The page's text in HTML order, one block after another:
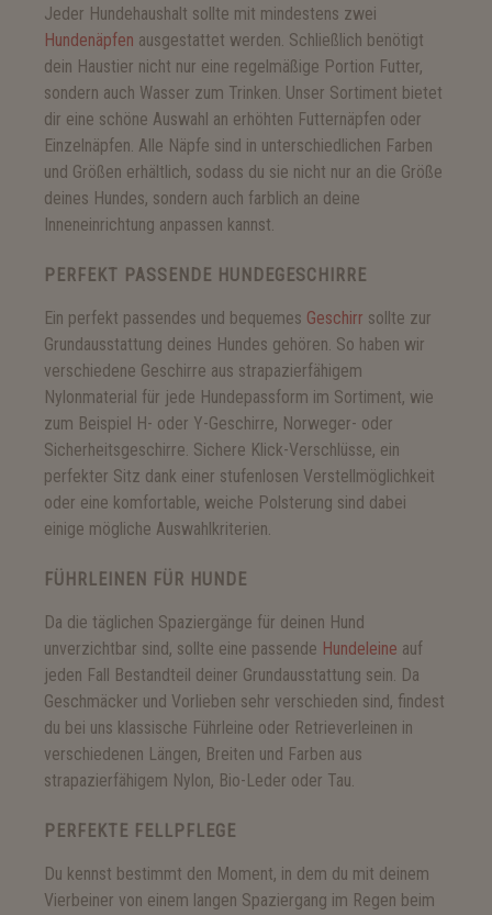
Jeder Hundehaushalt sollte mit mindestens zwei
Hundenäpfen ausgestattet werden. Schließlich benötigt
dein Haustier nicht nur eine regelmäßige Portion Futter,
sondern auch Wasser zum Trinken. Unser Sortiment bietet
dir eine schöne Auswahl an erhöhten Futternäpfen oder
Einzelnäpfen. Alle Näpfe sind in unterschiedlichen Farben
und Größen erhältlich, sodass du sie nicht nur an die Größe
deines Hundes, sondern auch farblich an deine
Inneneinrichtung anpassen kannst.
PERFEKT PASSENDE HUNDEGESCHIRRE
Ein perfekt passendes und bequemes Geschirr sollte zur
Grundausstattung deines Hundes gehören. So haben wir
verschiedene Geschirre aus strapazierfähigem
Nylonmaterial für jede Hundepassform im Sortiment, wie
zum Beispiel H- oder Y-Geschirre, Norweger- oder
Sicherheitsgeschirre. Sichere Klick-Verschlüsse, ein
perfekter Sitz dank einer stufenlosen Verstellmöglichkeit
oder eine komfortable, weiche Polsterung sind dabei
einige mögliche Auswahlkriterien.
FÜHRLEINEN FÜR HUNDE
Da die täglichen Spaziergänge für deinen Hund
unverzichtbar sind, sollte eine passende Hundeleine auf
jeden Fall Bestandteil deiner Grundausstattung sein. Da
Geschmäcker und Vorlieben sehr verschieden sind, findest
du bei uns klassische Führleine oder Retrieverleinen in
verschiedenen Längen, Breiten und Farben aus
strapazierfähigem Nylon, Bio-Leder oder Tau.
PERFEKTE FELLPFLEGE
Du kennst bestimmt den Moment, in dem du mit deinem
Vierbeiner von einem langen Spaziergang im Regen beim